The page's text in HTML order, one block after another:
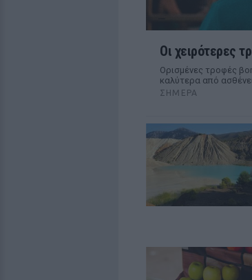
Οι χειρότερες
Ορισμένες τροφές
καλύτερα από
ΣΉΜΕΡΑ